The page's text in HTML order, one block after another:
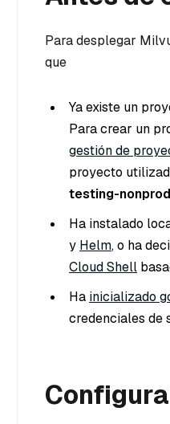
Para desplegar
que
Ya existe un
Para crear un
gestión de
proyecto
testing-nonprod
Ha instalado
y Helm, o ha
Cloud Shell
Ha inicializado
credenciales de